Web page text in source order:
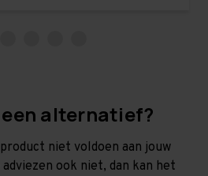
alternatief?
niet voldoen aan jouw
ook niet, dan kan het